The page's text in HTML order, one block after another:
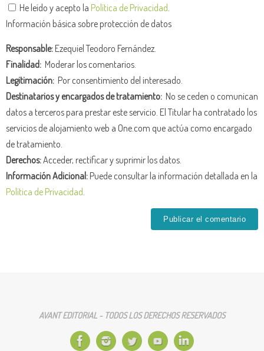
He leído y acepto la Política de Privacidad
Información básica sobre protección de datos
Responsable:Ezequiel Teodoro Fernández.
Finalidad: Moderar los comentarios.
Legitimación: Por consentimiento del interesado.
Destinatarios y encargados de tratamiento: No se ceden o comunican
datos a terceros para prestar este servicio. El Titular ha contratado los
servicios de alojamiento web a One.com que actúa como encargado
de tratamiento.
Derechos:Acceder, rectificar y suprimir los datos.
Información Adicional:Puede consultar la información detallada en la
Política de Privacidad
AVANT EDITORIAL - TODOS LOS DERECHOS RESERVADOS